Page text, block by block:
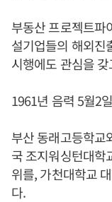
부동산 프로젝트파
설기업들의 해외진
시행에도 관심을
1961년 음력 5월2
부산 동래고등학교
국 조지워싱턴대학
위를, 가천대학교
다.